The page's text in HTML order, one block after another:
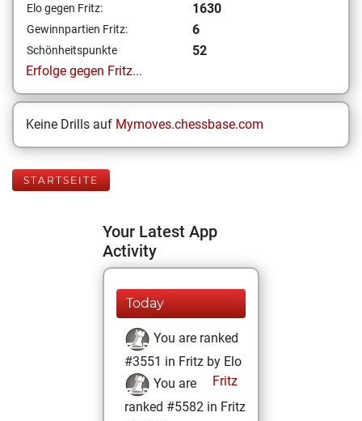
Elo gegen Fritz: 1630
Gewinnpartien Fritz: 6
Schönheitspunkte
52
Erfolge gegen Fritz...
Keine Drills auf Mymoves.chessbase.com
STARTSEITE
Your Latest App
Activity
Today
You are ranked
#3551 in Fritz by Elo
Fritz
You are
ranked #5582 in Fritz